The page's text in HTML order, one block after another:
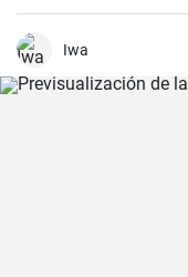
Iwa